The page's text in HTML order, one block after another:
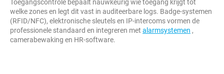
Toegangscontrole bepaalt nauwkeurig wie toegang krijgt tot
welke zones en legt dit vast in auditeerbare logs. Badge-systemen
(RFID/NFC), elektronische sleutels en IP-intercoms vormen de
professionele standaard en integreren met alarmsystemen ,
camerabewaking en HR-software.